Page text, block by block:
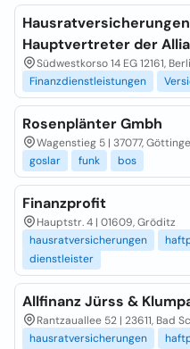
Hauptvertreter der
Südwestkorso 14 EG 12161,
Finanzdienstleistungen
Rosenplänter Gmbh
Wagenstieg 5 | 37077,
goslar
funk bos
Finanzprofit
Hauptstr. 4 | 01609, Gröditz
hausratversicherungen
dienstleister
Allfinanz Jürss &
Rantzauallee 52 | 23611, Bad
hausratversicherungen